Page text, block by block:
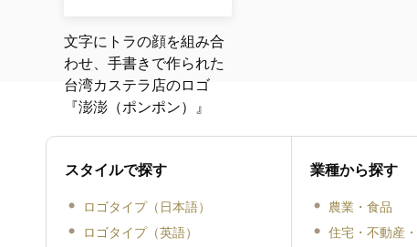
文字にトラの顔を組み合
わせ、手書きで作られた
台湾カステラ店のロゴ
『澎澎（ポンポン）』
スタイルで探す
ロゴタイプ（日本語）
ロゴタイプ（英語）
業種から探す
農業・食品
住宅・不動産